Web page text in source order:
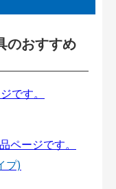
のおすすめ
プ)